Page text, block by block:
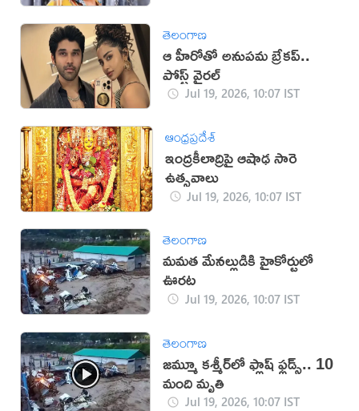
తెలంగాణ
ఆ హీరోతో అనుపమ బ్రేకప్..
పోస్ట్ వైరల్
Jul 19, 2026, 10:07 IST
ఆంధ్రప్రదేశ్
ఇంద్రకీలాద్రిపై ఆషాఢ సారె
ఉత్సవాలు
Jul 19, 2026, 10:07 IST
తెలంగాణ
మమత మేనల్లుడికి హైకోర్టులో
ఊరట
Jul 19, 2026, 10:07 IST
తెలంగాణ
జమ్మూ కశ్మీర్‌లో ఫ్లాష్ ఫ్లడ్స్.. 10
మంది మృతి
Jul 19, 2026, 10:07 IST